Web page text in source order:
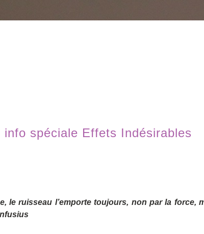
info spéciale Effets Indésirables
le ruisseau l’emporte toujours, non par la force,